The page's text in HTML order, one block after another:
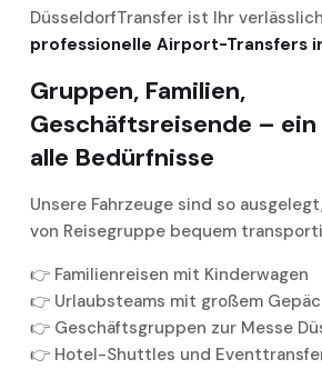
DüsseldorfTransfer ist Ihr
professionelle Airport-Transfers
Gruppen, Familien,
Geschäftsreisende – ein
alle Bedürfnisse
Unsere Fahrzeuge sind so
von Reisegruppe bequem
👉 Familienreisen mit Kinderwagen
👉 Urlaubsteams mit großem
👉 Geschäftsgruppen zur Messe
👉 Hotel-Shuttles und